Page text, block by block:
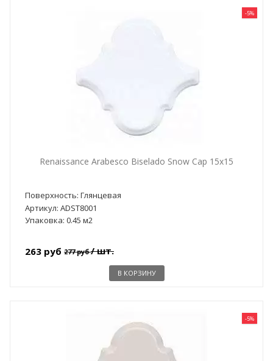
-5%
Renaissance Arabesco Biselado Snow Cap 15x15
Поверхность: Глянцевая
Артикул: ADST8001
Упаковка: 0.45 м2
263 руб 277 руб/ шт.
В КОРЗИНУ
-5%